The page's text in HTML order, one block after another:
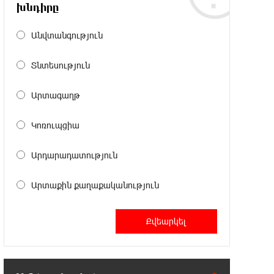
Լիբանանում «Հըզբոլլահ»-ի
հրամանատարական կետերի և պահեստների վրա
Լայպցիգը» համաձայնության են
Այսօրվա կառավարությունը
պահանջարկ չունեցող մասնագիտություններ.
Հայրենիքը փոքրանում է մեր
աչքերի առաջ․ ազգային
խնդիրը
Անվտանգություն
Տնտեսություն
Արտագաղթ
Կոռուպցիա
Արդարադատություն
Արտաքին քաղաքականություն